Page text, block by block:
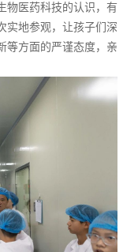
物医药科技的认识，有
实地参观，让孩子们深
等方面的严谨态度，亲